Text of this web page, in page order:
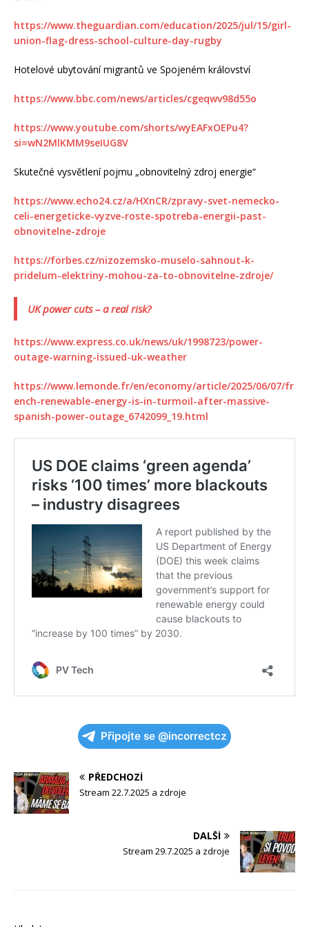
https://www.theguardian.com/education/2025/jul/15/girl-
union-flag-dress-school-culture-day-rugby
Hotelové ubytování migrantů ve Spojeném království
https://www.bbc.com/news/articles/cgeqwv98d55o
https://www.youtube.com/shorts/wyEAFxOEPu4?
si=wN2MlKMM9seIUG8V
Skutečné vysvětlení pojmu „obnovitelný zdroj energie“
https://www.echo24.cz/a/HXnCR/zpravy-svet-nemecko-
celi-energeticke-vyzve-roste-spotreba-energii-past-
obnovitelne-zdroje
https://forbes.cz/nizozemsko-muselo-sahnout-k-
pridelum-elektriny-mohou-za-to-obnovitelne-zdroje/
UK power cuts – a real risk?
https://www.express.co.uk/news/uk/1998723/power-
outage-warning-issued-uk-weather
https://www.lemonde.fr/en/economy/article/2025/06/07/fr
ench-renewable-energy-is-in-turmoil-after-massive-
spanish-power-outage_6742099_19.html
Připojte se @incorrectcz
PŘEDCHOZÍ
Stream 22.7.2025 a zdroje
DALŠÍ
Stream 29.7.2025 a zdroje